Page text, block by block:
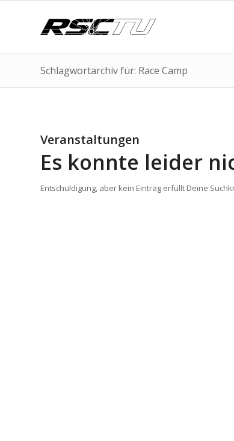
Schlagwortarchiv für: Race Camp
Veranstaltungen
Es konnte leider
Entschuldigung, aber kein Eintrag erfüllt Deine